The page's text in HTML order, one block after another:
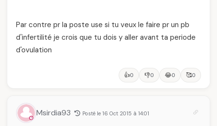
Par contre pr la poste use si tu veux le faire pr un pb
d'infertilité je crois que tu dois y aller avant ta periode
d'ovulation
👍0 👎0 😂0 🥰0
Msirdia93 Posté le 16 Oct 2015 à 14:01